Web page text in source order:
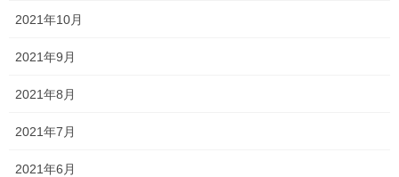
お客様のパワーストーン 金運・
仕事運のブレスレット
2021年10月
2021年9月
2021年8月
2021年7月
2021年6月